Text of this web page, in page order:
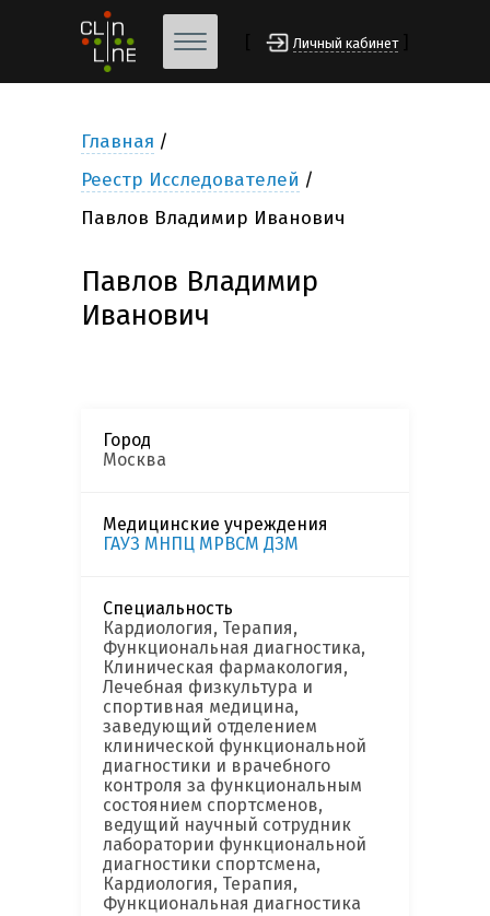
Личный кабинет
Главная
Реестр Исследователей
Павлов Владимир Иванович
Павлов Владимир
Иванович
Город
Москва
Медицинские учреждения
ГАУЗ МНПЦ МРВСМ ДЗМ
Специальность
Кардиология, Терапия,
Функциональная диагностика,
Клиническая фармакология,
Лечебная физкультура и
спортивная медицина,
заведующий отделением
клинической функциональной
диагностики и врачебного
контроля за функциональным
состоянием спортсменов,
ведущий научный сотрудник
лаборатории функциональной
диагностики спортсмена,
Кардиология, Терапия,
Функциональная диагностика